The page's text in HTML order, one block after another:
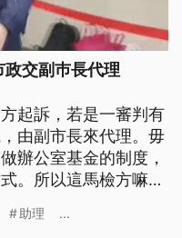
交副巿長代理
起訴，若是一審判有
由副市長來代理。毋
辦公室基金的制度，
。所以這馬檢方嘛欲
助理 ...